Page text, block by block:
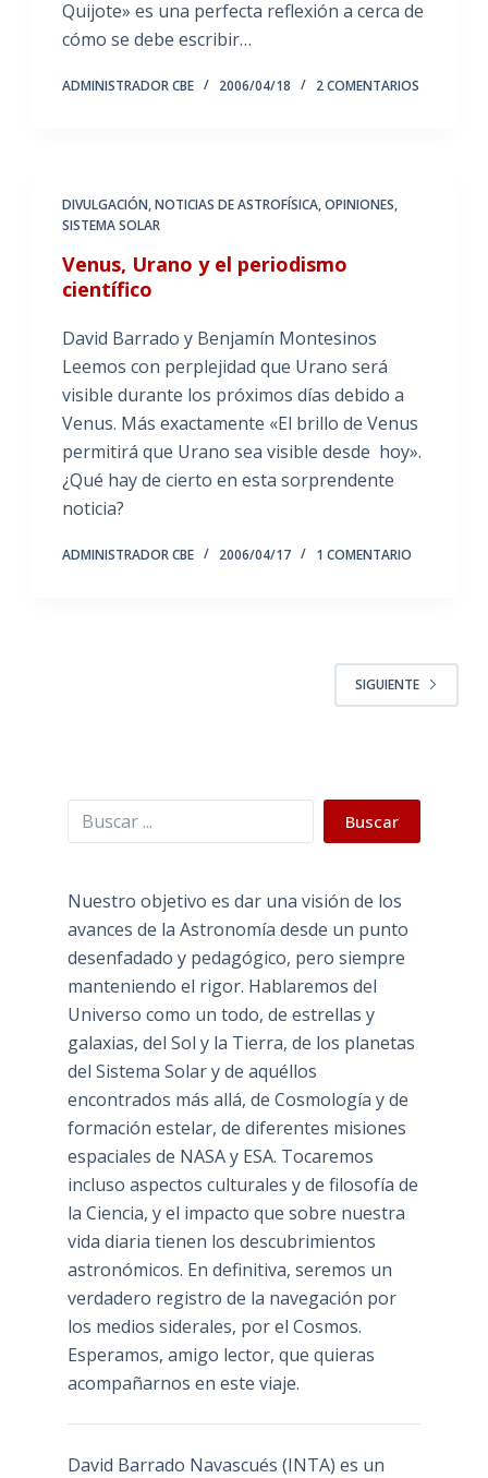
Quijote» es una perfecta reflexión a cerca de
cómo se debe escribir…
ADMINISTRADOR CBE 2006/04/18 2 COMENTARIOS
DIVULGACIÓN,NOTICIAS DE ASTROFÍSICA,OPINIONES,
SISTEMA SOLAR
Venus, Urano y el periodismo
científico
David Barrado y Benjamín Montesinos
Leemos con perplejidad que Urano será
visible durante los próximos días debido a
Venus. Más exactamente «El brillo de Venus
permitirá que Urano sea visible desde hoy».
¿Qué hay de cierto en esta sorprendente
noticia?
ADMINISTRADOR CBE 2006/04/17 1 COMENTARIO
SIGUIENTE
Buscar Buscar
Nuestro objetivo es dar una visión de los
avances de la Astronomía desde un punto
desenfadado y pedagógico, pero siempre
manteniendo el rigor. Hablaremos del
Universo como un todo, de estrellas y
galaxias, del Sol y la Tierra, de los planetas
del Sistema Solar y de aquéllos
encontrados más allá, de Cosmología y de
formación estelar, de diferentes misiones
espaciales de NASA y ESA. Tocaremos
incluso aspectos culturales y de filosofía de
la Ciencia, y el impacto que sobre nuestra
vida diaria tienen los descubrimientos
astronómicos. En definitiva, seremos un
verdadero registro de la navegación por
los medios siderales, por el Cosmos.
Esperamos, amigo lector, que quieras
acompañarnos en este viaje.
David Barrado Navascués (INTA) es un